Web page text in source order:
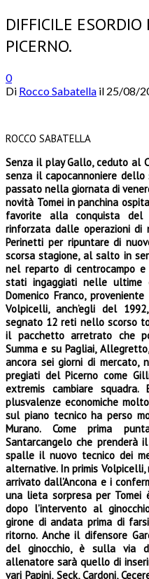
DIFFICILE
PICERNO.
0
Di Rocco Sabatella il 25/08/
ROCCO SABATELLA
Senza il play Gallo, ceduto al
senza il capocannoniere dello
passato nella giornata di
novità Tomei in panchina
favorite alla conquista del
rinforzata dalle operazioni
Perinetti per ripuntare di
scorsa stagione, al salto in
nel reparto di centrocampo
stati ingaggiati nelle ultime
Domenico Franco,
Volpicelli, anch’egli del
segnato 12 reti nello scorso
il pacchetto arretrato che
Summa e su Pagliai,
ancora sei giorni di mercato,
pregiati del Picerno come
extremis cambiare
plusvalenze economiche
sul piano tecnico ha perso
Murano. Come prima
Santarcangelo che prenderà
spalle il nuovo tecnico dei
alternative. In primis Volpicelli,
arrivato dall’Ancona e i
una lieta sorpresa per
dopo l’intervento al
girone di andata prima di
ritorno. Anche il difensore
del ginocchio, è sulla via
allenatore sarà quello di
vari Papini, Seck, Cardoni,